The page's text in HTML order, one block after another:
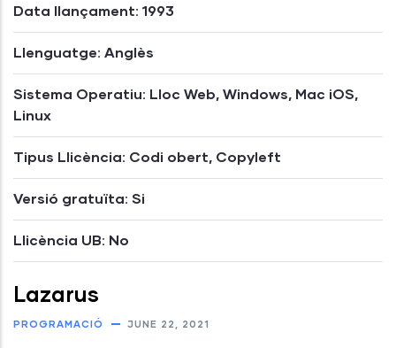
Data llançament: 1993
Llenguatge: Anglès
Sistema Operatiu: Lloc Web, Windows, Mac iOS,
Linux
Tipus Llicència: Codi obert, Copyleft
Versió gratuïta: Si
Llicència UB: No
Lazarus
PROGRAMACIÓ JUNE 22, 2021